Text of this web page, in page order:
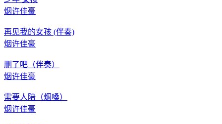
烟许佳豪
再见我的女孩 (伴奏)
烟许佳豪
删了吧（伴奏）
烟许佳豪
需要人陪（烟嗓）
烟许佳豪